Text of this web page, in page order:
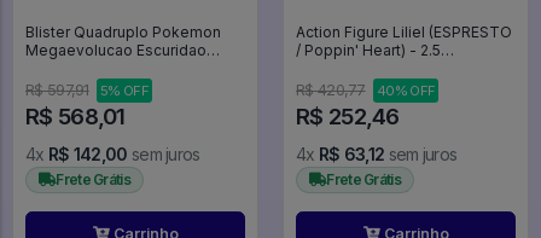
Blister Quadruplo Pokemon
Megaevolucao Escuridao
#4
R$ 597,91 5% OFF
R$ 568,01
4x R$ 142,00 sem juros
Frete Grátis
Carrinho
Action Figure Liliel (ESPRESTO
/ Poppin' Heart) - 2.5
R$ 420,77
40% OFF
R$ 252,46
4x R$ 63,12 sem juros
Frete Grátis
Carrinho